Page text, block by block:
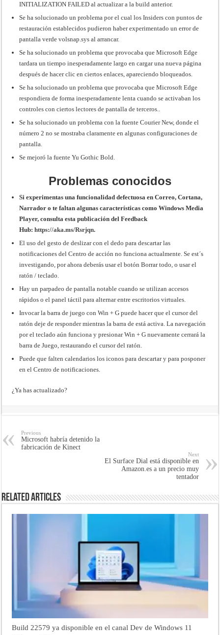
INITIALIZATION FAILED al actualizar a la build anterior.
Se ha solucionado un problema por el cual los Insiders con puntos de
restauración establecidos pudieron haber experimentado un error de
pantalla verde volsnap.sys al arrancar.
Se ha solucionado un problema que provocaba que Microsoft Edge
tardara un tiempo inesperadamente largo en cargar una nueva página
después de hacer clic en ciertos enlaces, apareciendo bloqueados.
Se ha solucionado un problema que provocaba que Microsoft Edge
respondiera de forma inesperadamente lenta cuando se activaban los
controles con ciertos lectores de pantalla de terceros..
Se ha solucionado un problema con la fuente Courier New, donde el
número 2 no se mostraba claramente en algunas configuraciones de
pantalla.
Se mejoró la fuente Yu Gothic Bold.
Problemas conocidos
Si experimentas una funcionalidad defectuosa en Correo, Cortana,
Narrador o te faltan algunas características como Windows Media
Player, consulta esta publicación del Feedback
Hub:https://aka.ms/Rsrjqn.
El uso del gesto de deslizar con el dedo para descartar las
notificaciones del Centro de acción no funciona actualmente. Se est´s
investigando, por ahora deberás usar el botón Borrar todo, o usar el
ratón / teclado.
Hay un parpadeo de pantalla notable cuando se utilizan accesos
rápidos o el panel táctil para alternar entre escritorios virtuales.
Invocar la barra de juego con Win + G puede hacer que el cursor del
ratón deje de responder mientras la barra de está activa. La navegación
por el teclado aún funciona y presionar Win + G nuevamente cerrará la
barra de Juego, restaurando el cursor del ratón.
Puede que falten calendarios los iconos para descartar y para posponer
en el Centro de notificaciones.
¿Ya has actualizado?
Previous
Microsoft habría detenido la
fabricación de Kinect
Next
El Surface Dial está disponible en
Amazon.es a un precio muy
tentador
Related Articles
Build 22579 ya disponible en el canal Dev de Windows 11